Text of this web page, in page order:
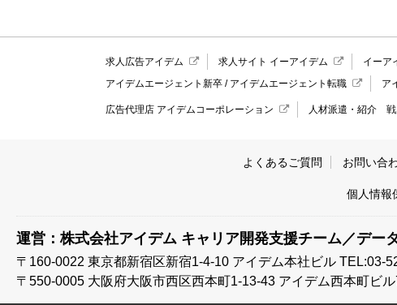
求人広告アイデム 求人サイト イーアイデム イーア
アイデムエージェント新卒 / アイデムエージェント転職 ア
広告代理店 アイデムコーポレーション 人材派遣・紹介 戦
よくあるご質問 お問い合
個人情報
運営：株式会社アイデム キャリア開発支援チーム／デー
〒160-0022 東京都新宿区新宿1-4-10 アイデム本社ビル TEL:03-
〒550-0005 大阪府大阪市西区西本町1-13-43 アイデム西本町ビ